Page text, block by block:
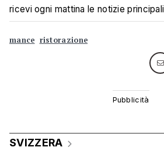
ricevi ogni mattina le notizie principali
mance ristorazione
SVIZZERA